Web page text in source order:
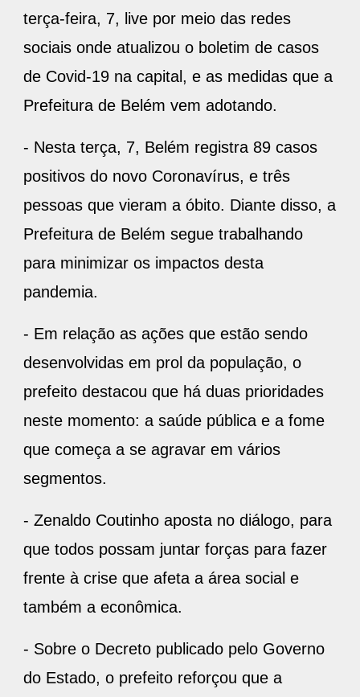
terça-feira, 7, live por meio das redes
sociais onde atualizou o boletim de casos
de Covid-19 na capital, e as medidas que a
Prefeitura de Belém vem adotando.
- Nesta terça, 7, Belém registra 89 casos
positivos do novo Coronavírus, e três
pessoas que vieram a óbito. Diante disso, a
Prefeitura de Belém segue trabalhando
para minimizar os impactos desta
pandemia.
- Em relação as ações que estão sendo
desenvolvidas em prol da população, o
prefeito destacou que há duas prioridades
neste momento: a saúde pública e a fome
que começa a se agravar em vários
segmentos.
- Zenaldo Coutinho aposta no diálogo, para
que todos possam juntar forças para fazer
frente à crise que afeta a área social e
também a econômica.
- Sobre o Decreto publicado pelo Governo
do Estado, o prefeito reforçou que a